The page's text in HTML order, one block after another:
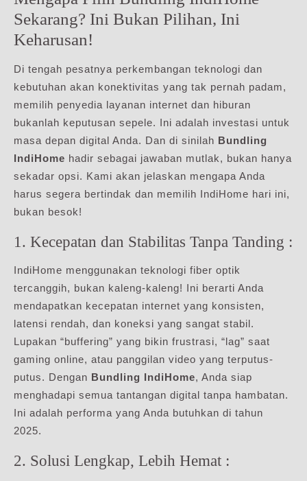
Sekarang? Ini Bukan Pilihan, Ini
Keharusan!
Di tengah pesatnya perkembangan teknologi dan
kebutuhan akan konektivitas yang tak pernah padam,
memilih penyedia layanan internet dan hiburan
bukanlah keputusan sepele. Ini adalah investasi untuk
masa depan digital Anda. Dan di sinilah Bundling
IndiHome hadir sebagai jawaban mutlak, bukan hanya
sekadar opsi. Kami akan jelaskan mengapa Anda
harus segera bertindak dan memilih IndiHome hari ini,
bukan besok!
1. Kecepatan dan Stabilitas Tanpa Tanding :
IndiHome menggunakan teknologi fiber optik
tercanggih, bukan kaleng-kaleng! Ini berarti Anda
mendapatkan kecepatan internet yang konsisten,
latensi rendah, dan koneksi yang sangat stabil.
Lupakan “buffering” yang bikin frustrasi, “lag” saat
gaming online, atau panggilan video yang terputus-
putus. Dengan Bundling IndiHome, Anda siap
menghadapi semua tantangan digital tanpa hambatan.
Ini adalah performa yang Anda butuhkan di tahun
2025.
2. Solusi Lengkap, Lebih Hemat :